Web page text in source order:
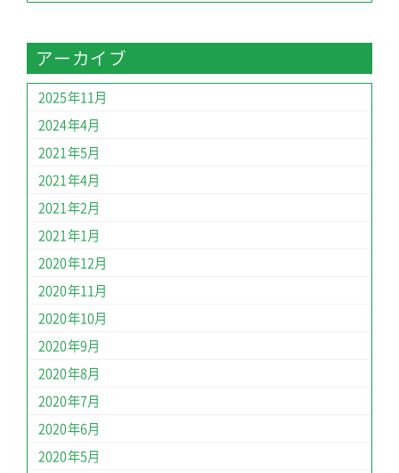
アーカイブ
2025年11月
2024年4月
2021年5月
2021年4月
2021年2月
2021年1月
2020年12月
2020年11月
2020年10月
2020年9月
2020年8月
2020年7月
2020年6月
2020年5月